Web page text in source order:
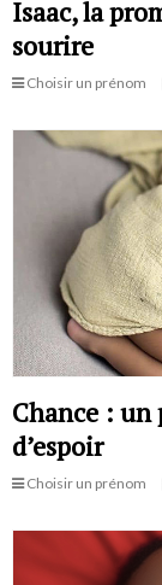
Isaac, la
sourire
Choisir un prénom
Chance :
d’espoir
Choisir un prénom